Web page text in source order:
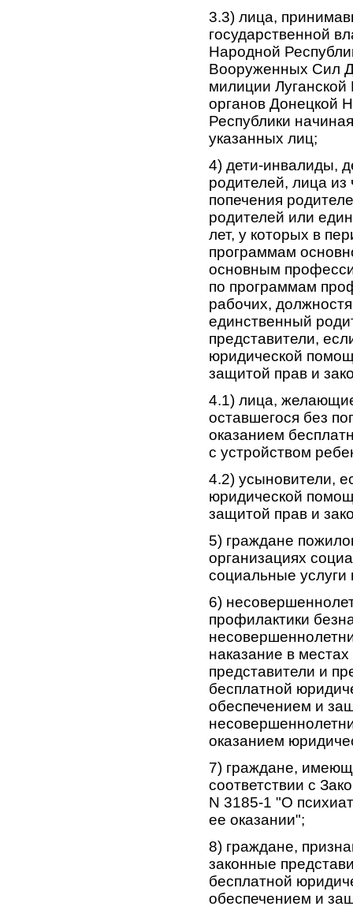
3.3) лица,
государственной
Народной
Вооруженных Сил
милиции
органов Донецкой
Республики
указанных лиц;
4) дети-инвалиды,
родителей, лица из
попечения
родителей или
лет, у которых в
программам
основным
по программам
рабочих,
единственный
представители,
юридической
защитой прав и
4.1) лица,
оставшегося без
оказанием
с устройством
4.2) усыновители,
юридической
защитой прав и
5) граждане
организациях
социальные
6)
профилактики
наказание в
представители и
бесплатной
обеспечением и
оказанием
7) граждане,
соответствии с
N 3185-1 "О
ее оказании";
8) граждане,
законные
бесплатной
обеспечением и